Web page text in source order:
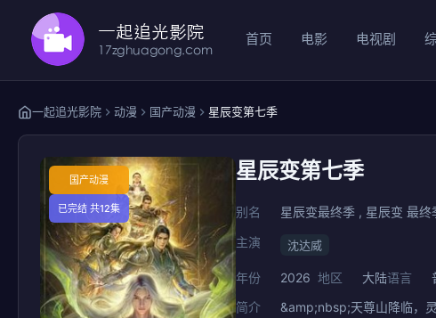
首页 电影 电视剧
一起追光影院 动漫 国产动漫 星辰变第七季
国产动漫
已完结 共12集
星辰变第七季
别名
星辰变最终季 , 星辰变 最
主演
沈达威
年份 2026 地区 大陆语言
简介
&amp;nbsp;天尊山降临，